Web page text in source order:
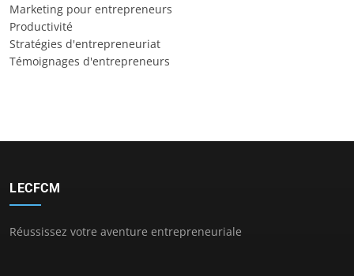
Marketing pour entrepreneurs
Productivité
Stratégies d'entrepreneuriat
Témoignages d'entrepreneurs
LECFCM
Réussissez votre aventure entrepreneuriale